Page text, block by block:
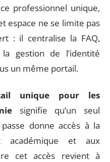
professionnel unique,
espace ne se limite pas
: il centralise la FAQ,
la gestion de l’identité
un même portail.
unique pour les
signifie qu’un seul
donne accès à la
académique et aux
cet accès revient à